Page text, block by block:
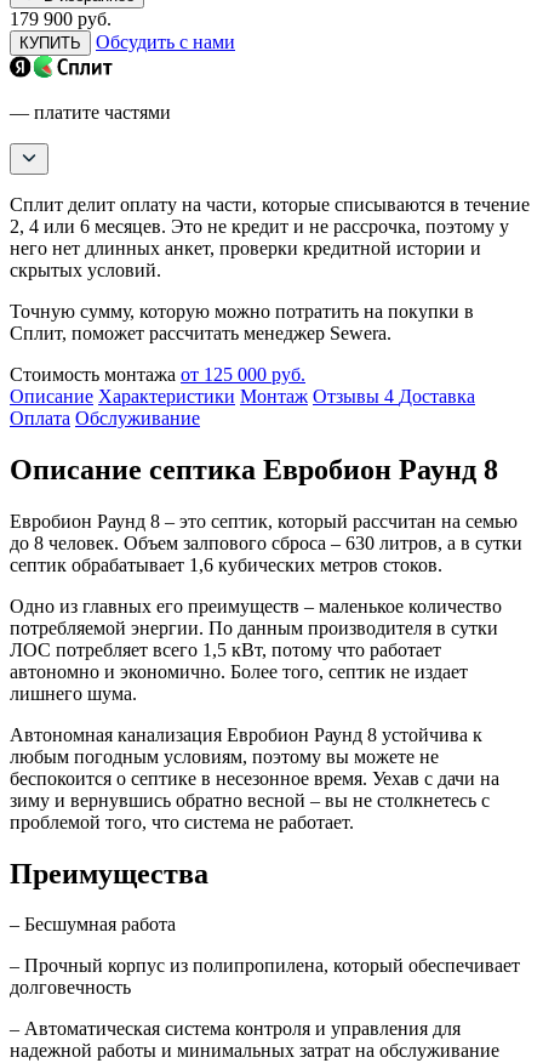
179 900 руб.
КУПИТЬ Обсудить с нами
— платите частями
Сплит делит оплату на части, которые списываются в течение
2, 4 или 6 месяцев. Это не кредит и не рассрочка, поэтому у
него нет длинных анкет, проверки кредитной истории и
скрытых условий.
Точную сумму, которую можно потратить на покупки в
Сплит, поможет рассчитать менеджер Sewera.
Стоимость монтажа от 125 000 руб.
Описание Характеристики Монтаж Отзывы 4 Доставка
Оплата Обслуживание
Описание септика Евробион Раунд 8
Евробион Раунд 8 – это септик, который рассчитан на семью
до 8 человек. Объем залпового сброса – 630 литров, а в сутки
септик обрабатывает 1,6 кубических метров стоков.
Одно из главных его преимуществ – маленькое количество
потребляемой энергии. По данным производителя в сутки
ЛОС потребляет всего 1,5 кВт, потому что работает
автономно и экономично. Более того, септик не издает
лишнего шума.
Автономная канализация Евробион Раунд 8 устойчива к
любым погодным условиям, поэтому вы можете не
беспокоится о септике в несезонное время. Уехав с дачи на
зиму и вернувшись обратно весной – вы не столкнетесь с
проблемой того, что система не работает.
Преимущества
– Бесшумная работа
– Прочный корпус из полипропилена, который обеспечивает
долговечность
– Автоматическая система контроля и управления для
надежной работы и минимальных затрат на обслуживание